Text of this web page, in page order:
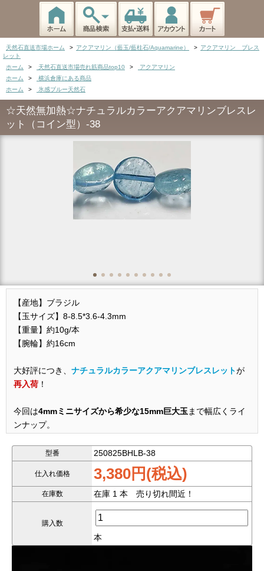
天然石直送市場ホーム > アクアマリン（藍玉/藍柱石/Aquamarine） > アクアマリン ブレス
レット
ホーム
> 天然石直送市場売れ筋商品top10 >
アクアマリン
ホーム
>
横浜倉庫にある商品
ホーム
> 氷感ブルー天然石
☆天然無加熱☆ナチュラルカラーアクアマリンブレスレ
ット（コイン型）-38
【産地】ブラジル
【玉サイズ】8-8.5*3.6-4.3mm
【重量】約10g/本
【腕輪】約16cm
大好評につき、 ナチュラルカラーアクアマリンブレスレットが
再入荷 ！
今回は4mmミニサイズから希少な15mm巨大玉 まで幅広くライ
ンナップ。
丸玉タイプと コイン型タイプもご用意しております。
ナチュラルカラーだからこそ生まれ
る多彩なグラデーション
スカイブルーシャイン
型番 250825BHLB-38
仕入れ価格 3,380円(税込)
在庫数 在庫 1 本 売り切れ間近！
購入数
本